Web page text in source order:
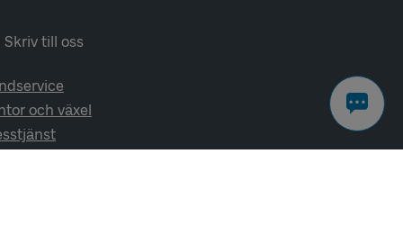
Skriv till oss
och växel